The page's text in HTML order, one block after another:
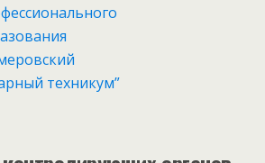
техникум”